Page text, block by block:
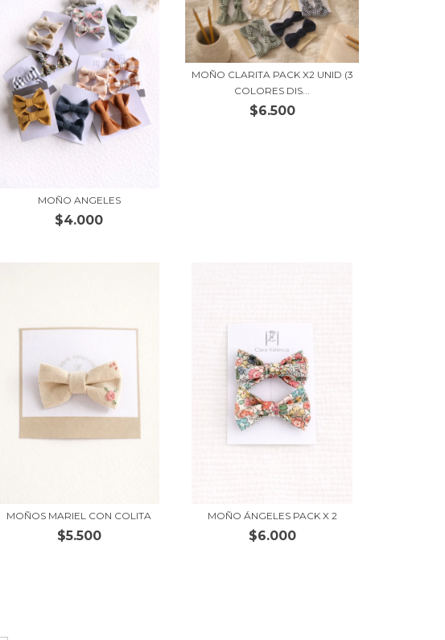
MOÑO ANGELES
$4.000
MOÑO CLARITA PACK X2 UNID (3
COLORES DIS...
$6.500
MOÑOS MARIEL CON COLITA
$5.500
MOÑO ÁNGELES PACK X 2
$6.000